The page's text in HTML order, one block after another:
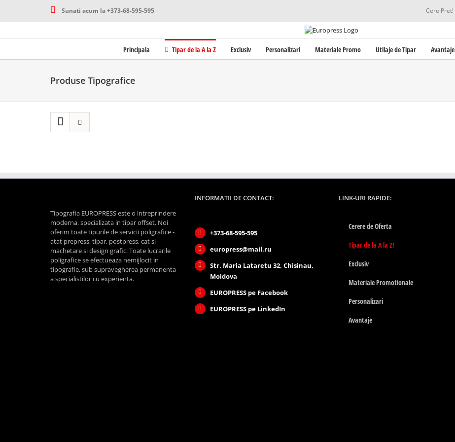
content
Sunati acum la +373-68-595-595 Cere Pret!
Principala Tipar de la A la Z Exclusiv Personalizari Materiale Promo Utilaje de Tipar Avantaje
Produse Tipografice
Tipografia EUROPRESS este o intreprindere
moderna, specializata in tipar offset. Noi
oferim toate tipurile de servicii poligrafice -
atat prepress, tipar, postpress, cat si
machetare si design grafic. Toate lucrarile
poligrafice se efectueaza nemijlocit in
tipografie, sub supravegherea permanenta
a specialistilor cu experienta.
INFORMATII DE CONTACT:
+373-68-595-595
europress@mail.ru
Str. Maria Lataretu 32, Chisinau,
Moldova
EUROPRESS pe Facebook
EUROPRESS pe LinkedIn
LINK-URI RAPIDE:
Cerere de Oferta
Tipar de la A la Z!
Exclusiv
Materiale Promotionale
Personalizari
Avantaje